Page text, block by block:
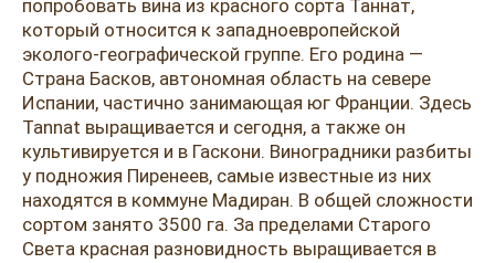
Чай
Кофе
Шампанское
Игристое вино
Портвейн
Херес
Красные вина
Белые вина
Коньяк
Арманьяк
Текила
Мескаль
Кальвадос
Джин
попробовать вина из красного сорта Таннат,
который относится к западноевропейской
эколого-географической группе. Его родина —
Страна Басков, автономная область на севере
Испании, частично занимающая юг Франции. Здесь
Tannat выращивается и сегодня, а также он
культивируется и в Гаскони. Виноградники разбиты
у подножия Пиренеев, самые известные из них
находятся в коммуне Мадиран. В общей сложности
сортом занято 3500 га. За пределами Старого
Света красная разновидность выращивается в